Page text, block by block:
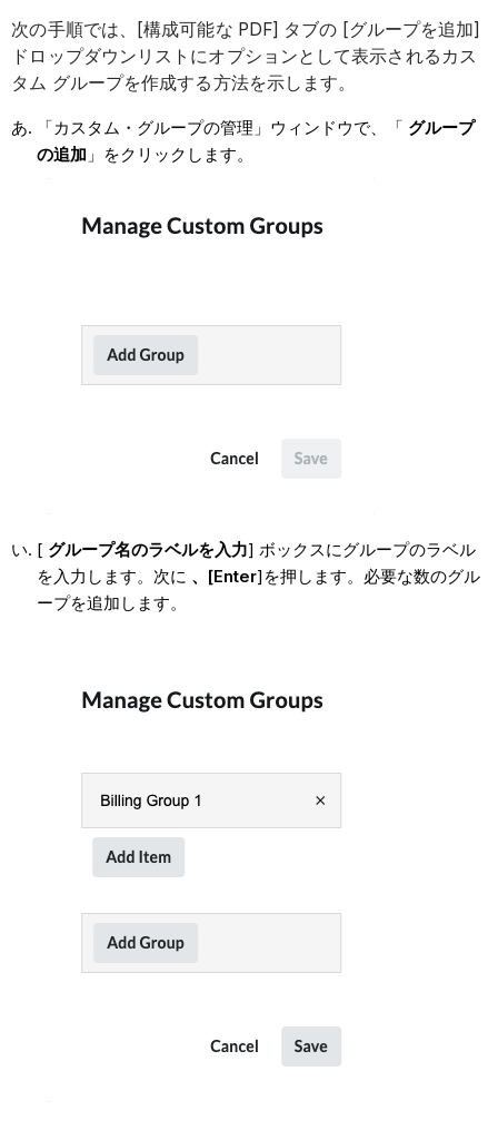
次の手順では、[構成可能な PDF] タブの [グループを追加]
ドロップダウンリストにオプションとして表示されるカス
タム グループを作成する方法を示します。
「カスタム・グループの管理」ウィンドウで、「 グループ
の追加 」をクリックします。
[ グループ名のラベルを入力] ボックスにグループのラベル
を入力します。次に 、[Enter]を押します。必要な数のグル
ープを追加します。